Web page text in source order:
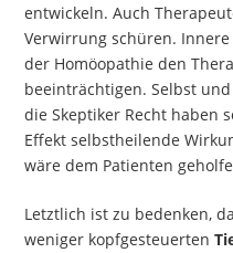
entwickeln. Auch
Verwirrung schüren.
der Homöopathie den
beeinträchtigen. Selbst
die Skeptiker Recht haben
Effekt selbstheilende
wäre dem Patienten
Letztlich ist zu bedenken,
weniger kopfgesteuerten